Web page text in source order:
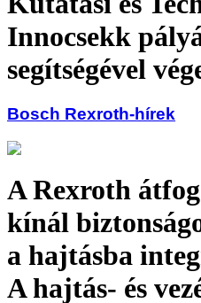
Innocsekk
segítségével
Bosch Rexroth-hírek
A Rexroth
kínál
a hajtásba
A hajtás- és